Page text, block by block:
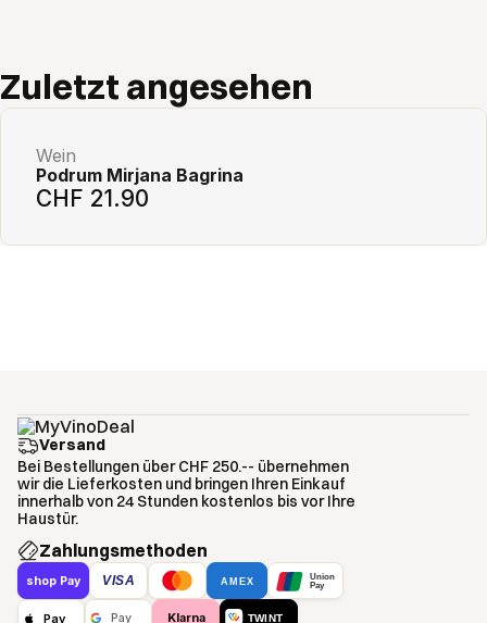
Zuletzt angesehen
Wein
Podrum Mirjana Bagrina
CHF 21.90
Versand
Bei Bestellungen über CHF 250.-- übernehmen
wir die Lieferkosten und bringen Ihren Einkauf
innerhalb von 24 Stunden kostenlos bis vor Ihre
Haustür.
Zahlungsmethoden
shop Pay VISA AMEX
Union
Pay
Pay Pay Klarna TWINT